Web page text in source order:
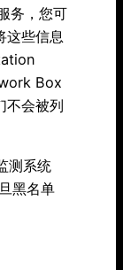
务，您可
这些信息
Box
不会被列
测系统
黑名单